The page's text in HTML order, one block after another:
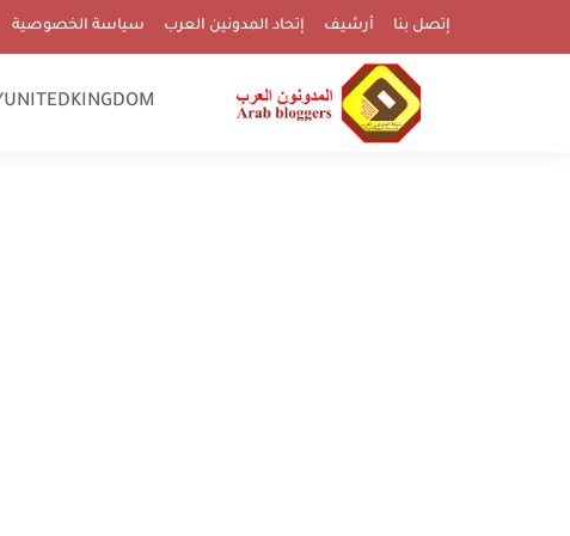
إتصل بنا أرشيف إتحاد المدونين العرب سياسة الخصوصية
UNITEDKINGDOM